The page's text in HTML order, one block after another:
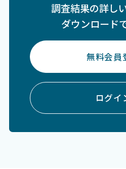
調査結果の詳し
ダウンロード
無料会員
ログイ